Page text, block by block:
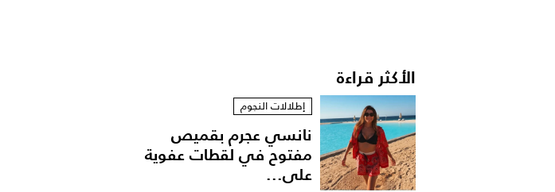
الأكثر قراءة
إطلالات النجوم
نانسي عجرم بقميص
مفتوح في لقطات عفوية
على...